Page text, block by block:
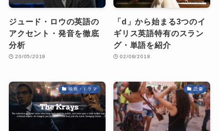
ジュード・ロウの英語の
アクセント・発音を徹底
分析
20/05/2019
「d」から始まる3つのイ
ギリス英語特有のスラン
グ・単語を紹介
02/08/2018
映画・ドラマ 語彙